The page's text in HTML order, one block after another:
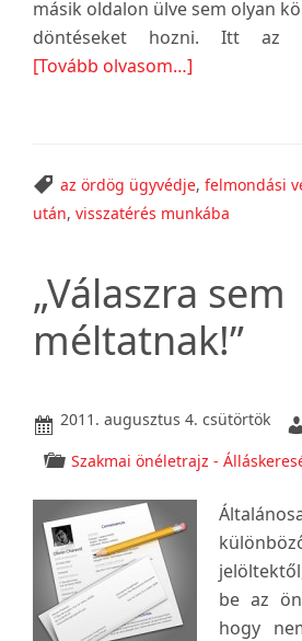
másik oldalon ülve sem olyan
döntéseket hozni. Itt az
[Tovább olvasom…]
az ördög ügyvédje, felmondási
után, visszatérés munkába
„Válaszra sem
méltatnak!”
2011. augusztus 4. csütörtök
Szakmai önéletrajz -
be az
hogy